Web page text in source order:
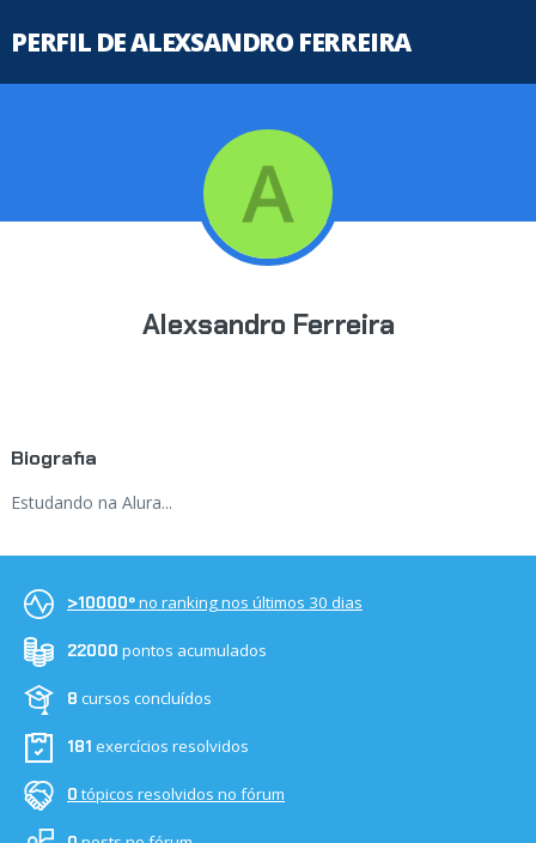
PERFIL DE ALEXSANDRO FERREIRA
Alexsandro Ferreira
Biografia
Estudando na Alura...
>10000ºno ranking nos últimos 30 dias
22000 pontos acumulados
8 cursos concluídos
181 exercícios resolvidos
0 tópicos resolvidos no fórum